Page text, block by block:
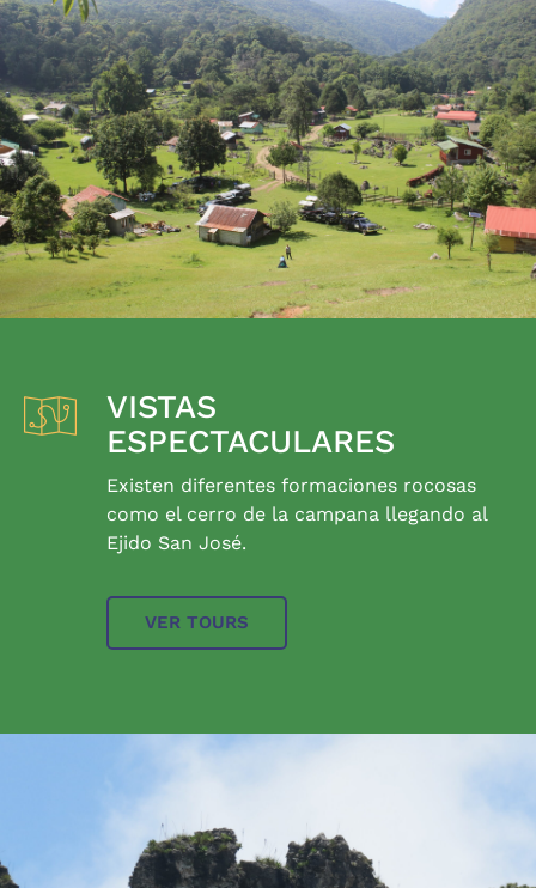
VISTAS
ESPECTACULARES
Existen diferentes formaciones rocosas
como el cerro de la campana llegando al
Ejido San José.
VER TOURS